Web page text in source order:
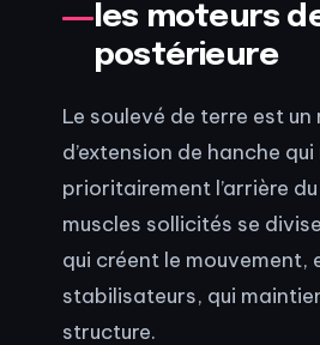
les moteurs
postérieure
Le soulevé de terre est
d’extension de hanche
prioritairement l’arrière
muscles sollicités se
qui créent le mouvement,
stabilisateurs, qui
structure.